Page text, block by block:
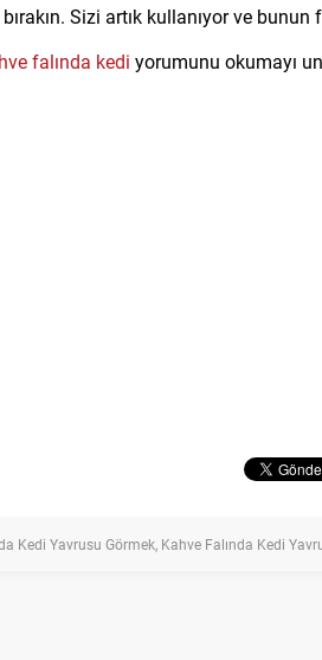
Sizi artık kullanıyor ve
falında kedi yorumunu okumayı
Kedi Yavrusu Görmek, Kahve Falında Kedi